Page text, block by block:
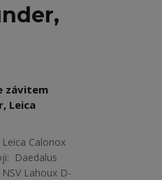
závitem
Leica
Calonox
Daedalus
Lahoux D-